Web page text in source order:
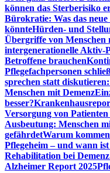
können das Sterberisiko
Bürokratie: Was das
könnteHürden- und
Übergriffe von Menschen
intergenerationelle Aktiv-
Betroffene brauchen
Pflegefachpersonen
sprechen statt
Menschen mit Demenz
besser?
Versorgung von
Ausbeutung: Menschen
gefährdetWarum
Pflegeheim – und wann
Rehabilitation bei
Alzheimer Report 2025